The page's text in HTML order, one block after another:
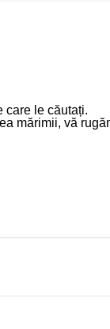
care le căutați.
mărimii, vă